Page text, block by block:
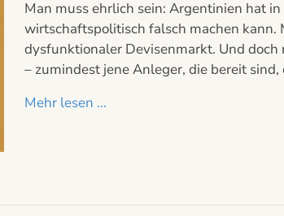
Man muss ehrlich sein: Argentinien hat
wirtschaftspolitisch falsch machen kann.
dysfunktionaler Devisenmarkt. Und
– zumindest jene Anleger, die bereit
Mehr lesen ...